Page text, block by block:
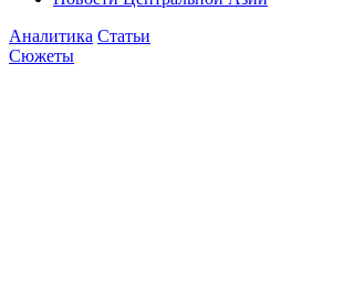
Аналитика Статьи
Сюжеты